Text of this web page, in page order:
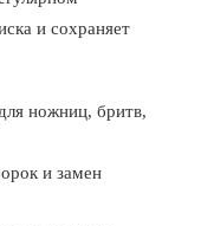
и сохраняет
ножниц, бритв,
и замен